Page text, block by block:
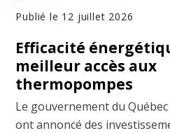
Publié le 12 juillet 2026
Efficacité
meilleur accès aux
thermopompes
Le gouvernement du
ont annoncé des